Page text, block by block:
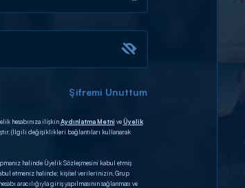
Şifremi Unuttum
hesabınıza ilişkinAydınlatma Metni veÜyelik
(İlgili değişiklikleri bağlantıları kullanarak
halinde Üyelik Sözleşmesini kabul etmiş
etmeniz halinde; kişisel verilerinizin, Grup
aracılığıyla giriş yapılmasının sağlanması ve